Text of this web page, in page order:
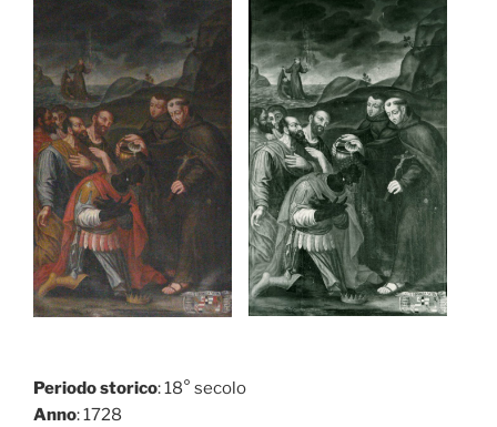
Periodo storico: 18° secolo
Anno: 1728